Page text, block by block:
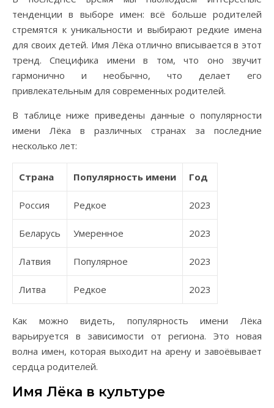
тенденции в выборе имен: всё больше родителей
стремятся к уникальности и выбирают редкие имена
для своих детей. Имя Лёка отлично вписывается в этот
тренд. Специфика имени в том, что оно звучит
гармонично и необычно, что делает его
привлекательным для современных родителей.
В таблице ниже приведены данные о популярности
имени Лёка в различных странах за последние
несколько лет:
Страна Популярность имени Год
Россия Редкое 2023
Беларусь Умеренное 2023
Латвия Популярное 2023
Литва Редкое 2023
Как можно видеть, популярность имени Лёка
варьируется в зависимости от региона. Это новая
волна имен, которая выходит на арену и завоёвывает
сердца родителей.
Имя Лёка в культуре